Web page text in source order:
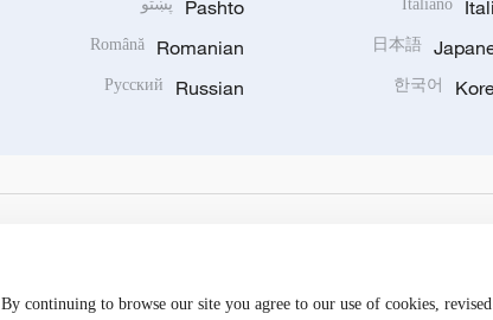
Italiano
日本語
한국어
Pashto پښتو
Romanian
Română
Russian
Русский
By continuing to browse our site you agree to our use of cookies,